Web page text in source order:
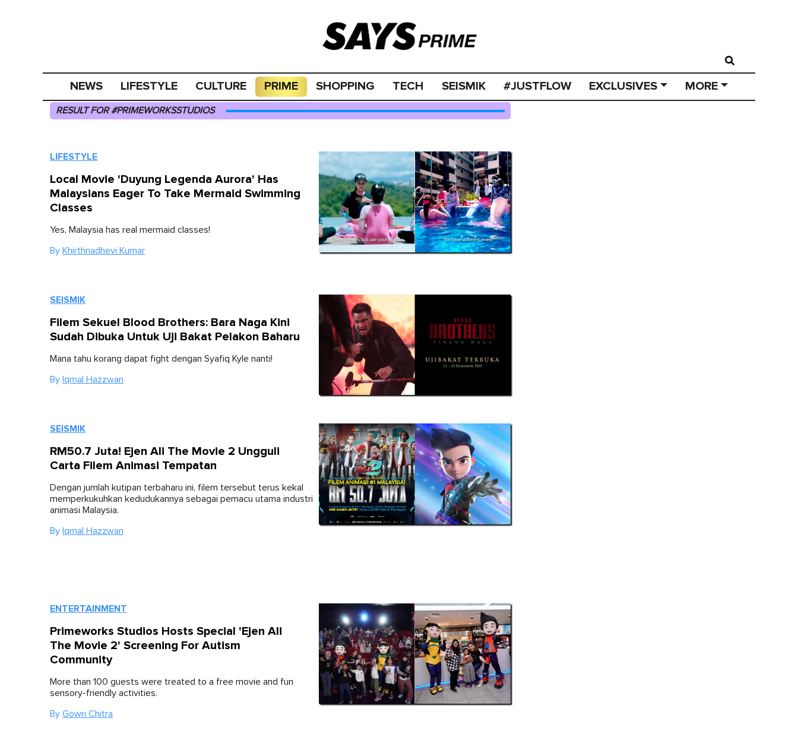
NEWS LIFESTYLE CULTURE PRIME SHOPPING TECH SEISMIK #JUSTFLOW EXCLUSIVES MORE
RESULT FOR #PRIMEWORKSSTUDIOS
LIFESTYLE
Local Movie 'Duyung Legenda Aurora' Has
Malaysians Eager To Take Mermaid Swimming
Classes
Yes, Malaysia has real mermaid classes!
By Khirthnadhevi Kumar
SEISMIK
Filem Sekuel Blood Brothers: Bara Naga Kini
Sudah Dibuka Untuk Uji Bakat Pelakon Baharu
Mana tahu korang dapat fight dengan Syafiq Kyle nanti!
By Iqmal Hazzwan
SEISMIK
RM50.7 Juta! Ejen Ali The Movie 2 Ungguli
Carta Filem Animasi Tempatan
Dengan jumlah kutipan terbaharu ini, filem tersebut terus kekal
memperkukuhkan kedudukannya sebagai pemacu utama industri
animasi Malaysia.
By Iqmal Hazzwan
ENTERTAINMENT
Primeworks Studios Hosts Special 'Ejen Ali
The Movie 2' Screening For Autism
Community
More than 100 guests were treated to a free movie and fun
sensory-friendly activities.
By Gowri Chitra